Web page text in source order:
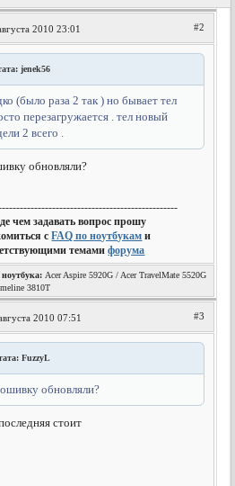
2010 23:01 #2
jenek56
(было раза 2 так ) но бывает тел
перезагружается . тел новый
2 всего .
обновляли?
чем задавать вопрос прошу
сFAQ по ноутбукам и
темамифорума
Acer Aspire 5920G / Acer TravelMate 5520G
3810T
2010 07:51 #3
FuzzyL
обновляли?
стоит